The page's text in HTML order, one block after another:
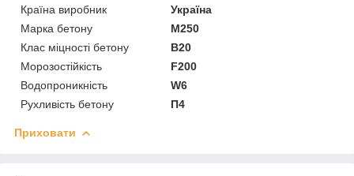
Країна виробник
Україна
Марка бетону
М250
Клас міцності бетону
В20
Морозостійкість
F200
Водопроникність
W6
Рухливість бетону
П4
Приховати